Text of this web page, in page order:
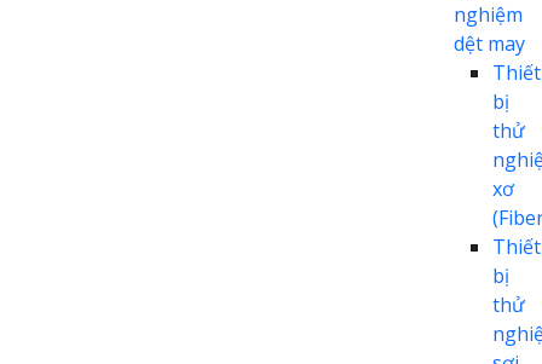
nghiệm
dệt may
Thiết
bị
thử
xơ
Thiết
bị
thử